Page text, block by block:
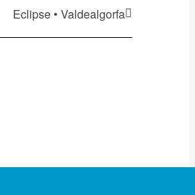
Eclipse • Valdealgorfa